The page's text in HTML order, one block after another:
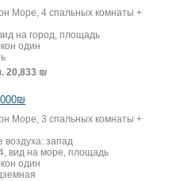
Море, 4 спальных комнаты +
на город, площадь
один
20,833 ₪
Море, 3 спальных комнаты +
воздуха: запад
вид на море, площадь
один